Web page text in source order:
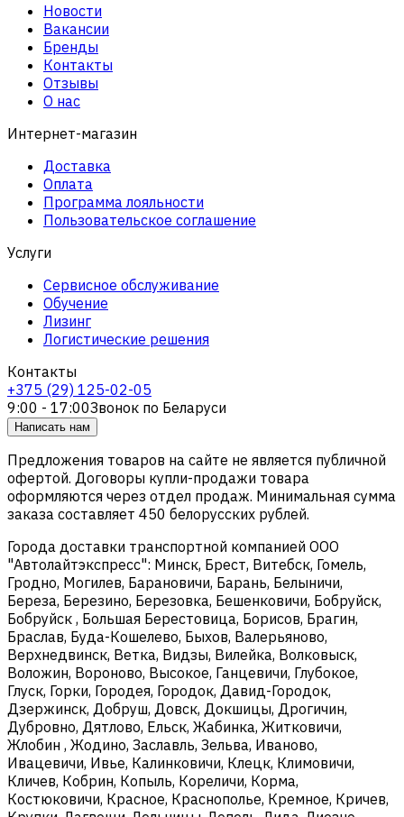
Новости
Вакансии
Бренды
Контакты
Отзывы
О нас
Интернет-магазин
Доставка
Оплата
Программа лояльности
Пользовательское соглашение
Услуги
Сервисное обслуживание
Обучение
Лизинг
Логистические решения
Контакты
+375 (29) 125-02-05
9:00 - 17:00Звонок по Беларуси
Написать нам
Предложения товаров на сайте не является публичной
офертой. Договоры купли-продажи товара
оформляются через отдел продаж. Минимальная сумма
заказа составляет 450 белорусских рублей.
Города доставки транспортной компанией ООО
"Автолайтэкспресс": Минск, Брест, Витебск, Гомель,
Гродно, Могилев, Барановичи, Барань, Белыничи,
Береза, Березино, Березовка, Бешенковичи, Бобруйск,
Бобруйск , Большая Берестовица, Борисов, Брагин,
Браслав, Буда-Кошелево, Быхов, Валерьяново,
Верхнедвинск, Ветка, Видзы, Вилейка, Волковыск,
Воложин, Вороново, Высокое, Ганцевичи, Глубокое,
Глуск, Горки, Городея, Городок, Давид-Городок,
Дзержинск, Добруш, Довск, Докшицы, Дрогичин,
Дубровно, Дятлово, Ельск, Жабинка, Житковичи,
Жлобин , Жодино, Заславль, Зельва, Иваново,
Ивацевичи, Ивье, Калинковичи, Клецк, Климовичи,
Кличев, Кобрин, Копыль, Кореличи, Корма,
Костюковичи, Красное, Краснополье, Кремное, Кричев,